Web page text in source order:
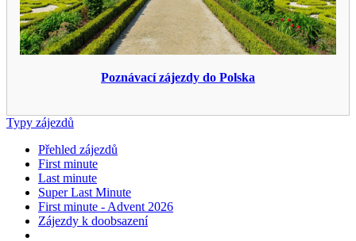
Poznávací zájezdy do Polska
Typy zájezdů
Přehled zájezdů
First minute
Last minute
Super Last Minute
First minute - Advent 2026
Zájezdy k doobsazení